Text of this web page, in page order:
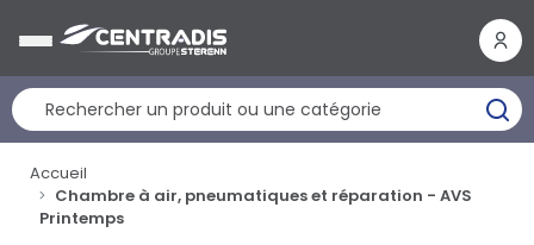
Accueil
Chambre à air, pneumatiques et réparation - AVS
Printemps